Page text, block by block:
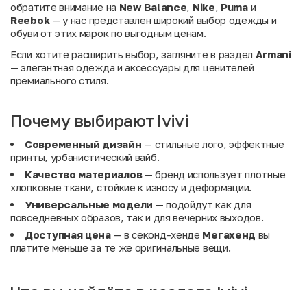
обратите внимание на New Balance, Nike, Pumaи
Reebok— у нас представлен широкий выбор одежды и
обуви от этих марок по выгодным ценам.
Если хотите расширить выбор, загляните в раздел Armani
— элегантная одежда и аксессуары для ценителей
премиального стиля.
Почему выбирают Ivivi
Современный дизайн — стильные лого, эффектные
принты, урбанистический вайб.
Качество материалов— бренд использует плотные
хлопковые ткани, стойкие к износу и деформации.
Универсальные модели — подойдут как для
повседневных образов, так и для вечерних выходов.
Доступная цена— в секонд-хенде Мегахенд вы
платите меньше за те же оригинальные вещи.